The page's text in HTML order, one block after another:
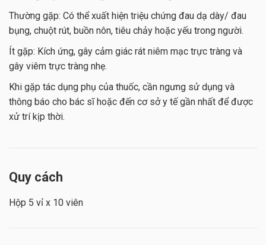
Thường gặp: Có thể xuất hiện triệu chứng đau dạ dày/ đau
bụng, chuột rút, buồn nôn, tiêu chảy hoặc yếu trong người.
Ít gặp: Kích ứng, gây cảm giác rát niêm mạc trực tràng và
gây viêm trực tràng nhẹ.
Khi gặp tác dụng phụ của thuốc, cần ngưng sử dụng và
thông báo cho bác sĩ hoặc đến cơ sở y tế gần nhất để được
xử trí kịp thời.
Quy cách
Hộp 5 vỉ x 10 viên